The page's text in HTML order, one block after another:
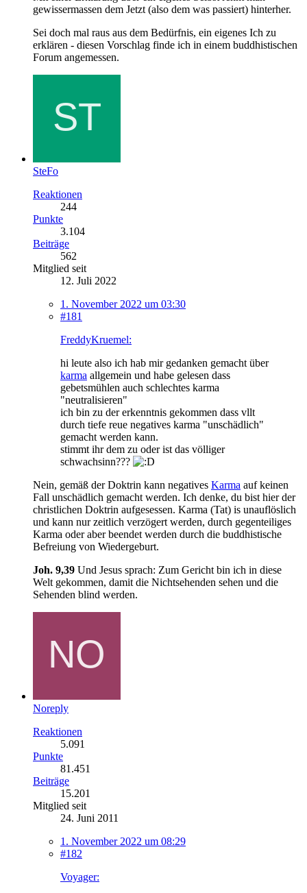
gewissermassen dem Jetzt (also dem was passiert) hinterher.
Sei doch mal raus aus dem Bedürfnis, ein eigenes Ich zu
erklären - diesen Vorschlag finde ich in einem buddhistischen
Forum angemessen.
SteFo
Reaktionen
244
Punkte
3.104
Beiträge
562
Mitglied seit
12. Juli 2022
1. November 2022 um 03:30
#181
FreddyKruemel:
hi leute also ich hab mir gedanken gemacht über
karma allgemein und habe gelesen dass
gebetsmühlen auch schlechtes karma
"neutralisieren"
ich bin zu der erkenntnis gekommen dass vllt
durch tiefe reue negatives karma "unschädlich"
gemacht werden kann.
stimmt ihr dem zu oder ist das völliger
schwachsinn???
Nein, gemäß der Doktrin kann negatives Karma auf keinen
Fall unschädlich gemacht werden. Ich denke, du bist hier der
christlichen Doktrin aufgesessen. Karma (Tat) is unauflöslich
und kann nur zeitlich verzögert werden, durch gegenteiliges
Karma oder aber beendet werden durch die buddhistische
Befreiung von Wiedergeburt.
Joh. 9,39 Und Jesus sprach: Zum Gericht bin ich in diese
Welt gekommen, damit die Nichtsehenden sehen und die
Sehenden blind werden.
Noreply
Reaktionen
5.091
Punkte
81.451
Beiträge
15.201
Mitglied seit
24. Juni 2011
1. November 2022 um 08:29
#182
Voyager: